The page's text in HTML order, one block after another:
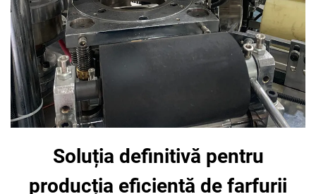
Soluția definitivă pentru
producția eficientă de farfurii